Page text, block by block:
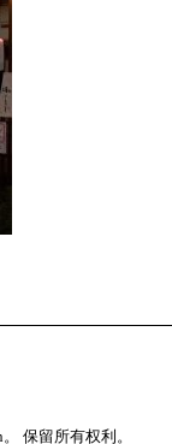
保留所有权利。